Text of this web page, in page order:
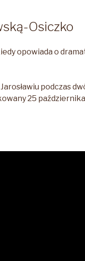
Osiczko
opowiada o
podczas
25